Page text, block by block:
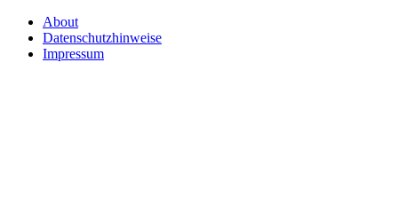
About
Datenschutzhinweise
Impressum